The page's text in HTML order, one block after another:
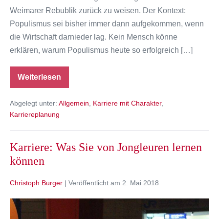
Weimarer Rebublik zurück zu weisen. Der Kontext:
Populismus sei bisher immer dann aufgekommen, wenn
die Wirtschaft darnieder lag. Kein Mensch könne
erklären, warum Populismus heute so erfolgreich […]
Weiterlesen
Karriere:
Gute
muss
das
Ziel
Abgelegt unter: Allgemein Karriere mit Charakter,
Karriereplanung
Karriere: Was Sie von Jongleuren lernen
können
Christoph Burger | Veröffentlicht am 2. Mai 2018
Karriere: